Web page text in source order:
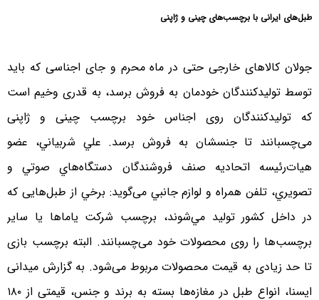
طبل‌های ایرانی با برچسب‌های چینی و ژاپنی
جولان کالاهای خارجی حتی در ماه محرم و جای اجناسی که باید
توسط تولیدکنندگان خودمان به فروش برسد، به قدری وخیم است
که تولیدکنندگان روی اجناس خود برچسب چینی و ژاپنی
می‌چسبانند تا جنسشان به فروش برسد. علي شربياني، عضو
هيات‌رئيسه اتحاديه صنف فروشندگان دستگاه‌هاي صوتي و
تصويري، تلفن همراه و لوازم جانبي می‌گوید: برخي از طبل‌هایی که
در داخل كشور توليد مي‌شوند، برچسب شرکت ياماها يا ساير
برچسب‌ها را روی محصولات خود می‌چسبانند. البته برچسب بازی
تا حد زیادی به قیمت محصولات مربوط می‌شود. به گزارش میدانی
ایسنا، انواع طبل در مغازه‌ها بسته به برند و جنس، قیمتی از ۱۸۰